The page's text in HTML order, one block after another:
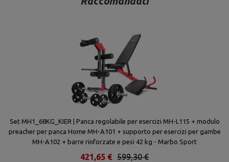
Set MH1_68KG_KIER | Panca regolabile per esercizi MH-L115 + modulo
preacher per panca Home MH-A101 + supporto per esercizi per gambe
MH-A102 + barre rinforzate e pesi 42 kg - Marbo Sport
599,30 €
421,65 €